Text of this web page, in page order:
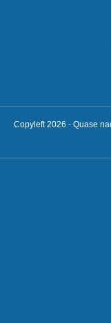
Copyleft 2026 - Quase